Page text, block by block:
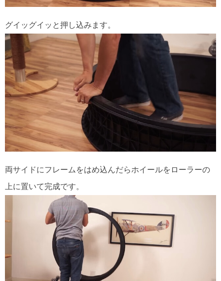
グイッグイッと押し込みます。
両サイドにフレームをはめ込んだらホイールをローラーの
上に置いて完成です。